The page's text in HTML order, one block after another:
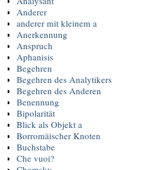
Anderer
anderer mit kleinem a
Anerkennung
Anspruch
Aphanisis
Begehren
Begehren des Analytikers
Begehren des Anderen
Benennung
Bipolarität
Blick als Objekt a
Borromäischer Knoten
Buchstabe
Che vuoi?